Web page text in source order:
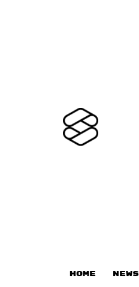
HOME NEWS